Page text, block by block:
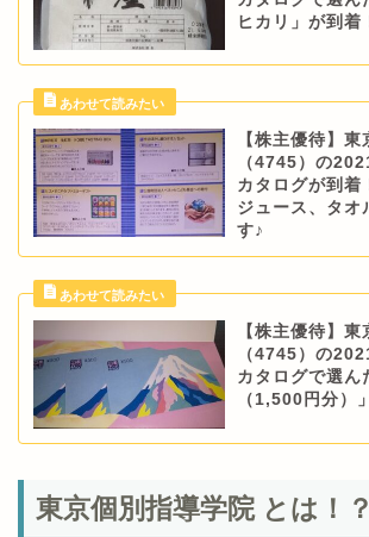
ヒカリ」が到着
【株主優待】
（4745）の
カタログが到着
ジュース、タオ
す♪
【株主優待】
（4745）の
カタログで選ん
（1,500円分）
東京個別指導学院 とは！？